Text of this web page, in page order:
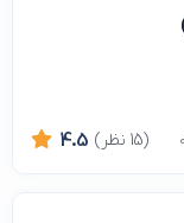
4.5 (15 نظر)